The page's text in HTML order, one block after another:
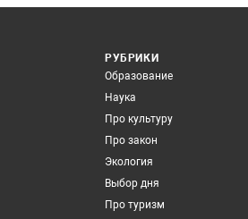
РУБРИКИ
Образование
Наука
Про культуру
Про закон
Экология
Выбор дня
Про туризм